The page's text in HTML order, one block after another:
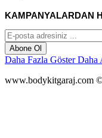
KAMPANYALARDAN
Abone Ol
Daha Fazla GösterDaha
www.bodykitgaraj.com